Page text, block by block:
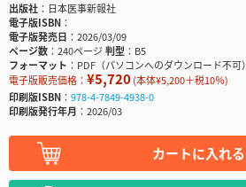
出版社
日本医事新報社
電子版ISBN
電子版発売日
2026/03/09
ページ数
240ページ判型
B5
フォーマット
PDF（パソコンへのダウンロード不可）
電子版販売価格： ¥5,720(本体¥5,200＋税10％)
印刷版ISBN
978-4-7849-4938-0
印刷版発行年月
2026/03
カートに入れる